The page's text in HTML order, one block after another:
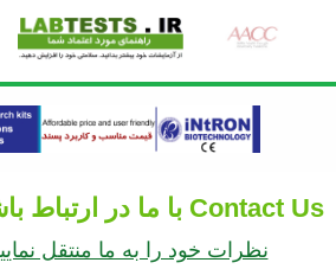
Contact Us با ما در ارتباط باشید
نظرات خود را به ما منتقل